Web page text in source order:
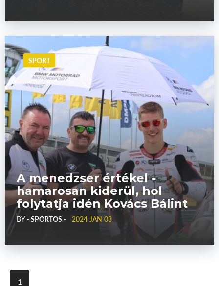
SPORT
A menedzser értékel -
hamarosan kiderül, hol
folytatja idén Kovács Bálint
BY- SPORTOS - 2024 JAN 03
1